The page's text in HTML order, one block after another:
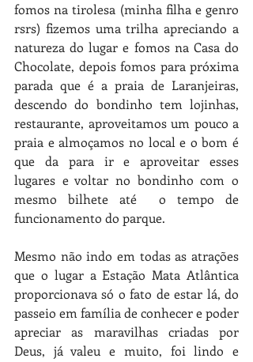
fomos na tirolesa (minha filha e genro
rsrs) fizemos uma trilha apreciando a
natureza do lugar e fomos na Casa do
Chocolate, depois fomos para próxima
parada que é a praia de Laranjeiras,
descendo do bondinho tem lojinhas,
restaurante, aproveitamos um pouco a
praia e almoçamos no local e o bom é
que da para ir e aproveitar esses
lugares e voltar no bondinho com o
mesmo bilhete até  o tempo de
funcionamento do parque.
Mesmo não indo em todas as atrações
que o lugar a Estação Mata Atlântica
proporcionava só o fato de estar lá, do
passeio em família de conhecer e poder
apreciar as maravilhas criadas por
Deus, já valeu e muito, foi lindo e